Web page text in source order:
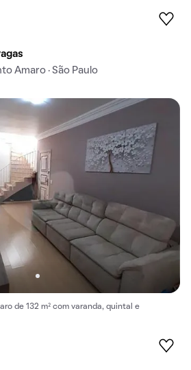
Amaro · São Paulo
de 132 m² com varanda, quintal e